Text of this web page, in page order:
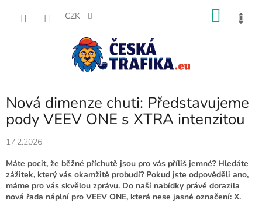
CZK
Nová dimenze chuti: Představujeme
pody VEEV ONE s XTRA intenzitou
17.2.2026
Máte pocit, že běžné příchutě jsou pro vás příliš jemné? Hledáte
zážitek, který vás okamžitě probudí? Pokud jste odpověděli ano,
máme pro vás skvělou zprávu. Do naší nabídky právě dorazila
nová řada náplní pro VEEV ONE, která nese jasné označení: X.